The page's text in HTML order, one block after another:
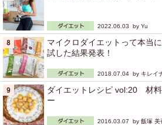
2022.06.03 by Yu
マイクロダイエットって本当
試した結果発表！
2018.07.04 by キレイ
ダイエットレシピ vol:20 材
ー
2016.03.07 by 飯塚 美